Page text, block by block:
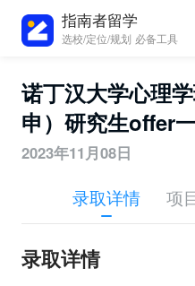
指南者留学
选校/定位/规划 必备工具
诺丁汉大学心理
申）研究生offer
2023年11月08日
录取详情 项
录取详情